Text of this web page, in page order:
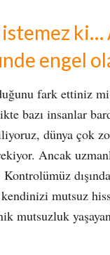
ki…
engel
fark ettiniz
bazı insanlar
dünya çok
Ancak
mutsuz
mutsuzluk